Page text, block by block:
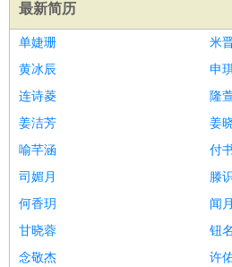
最新简历
单婕珊
米
黄冰辰
申
连诗菱
隆
姜洁芳
姜
喻芊涵
付
司媚月
滕
何香玥
闻
甘晓蓉
钮
念敬杰
许